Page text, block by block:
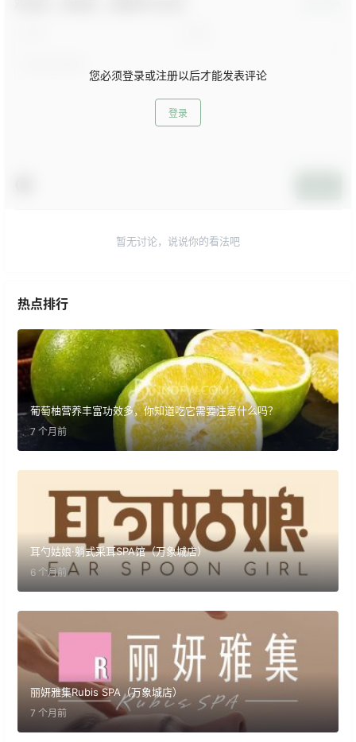
您必须登录或注册以后才能发表评论
登录
暂无讨论，说说你的看法吧
热点排行
葡萄柚营养丰富功效多，你知道吃它需要注意什么吗？
7 个月前
耳勺姑娘·躺式采耳SPA馆（万象城店）
6 个月前
丽妍雅集Rubis SPA（万象城店）
7 个月前